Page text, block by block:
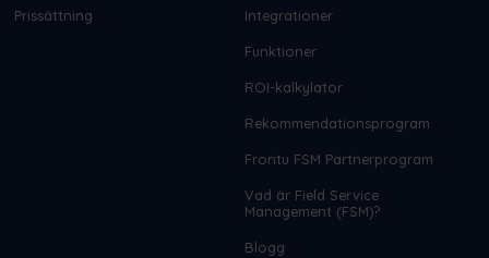
Prissättning Integrationer
Funktioner
ROI-kalkylator
Rekommendationsprogram
Frontu FSM Partnerprogram
Vad är Field Service
Management (FSM)?
Blogg